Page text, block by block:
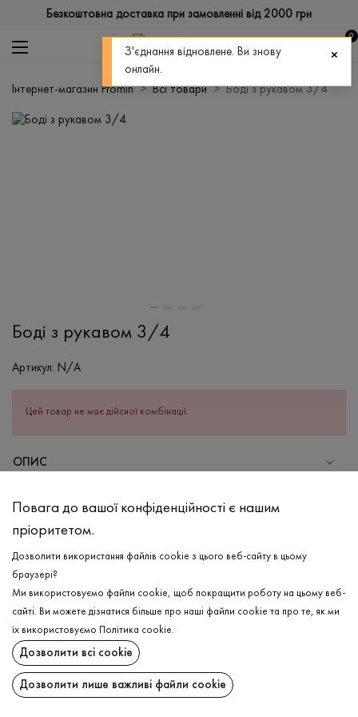
Безкоштовна доставка при замовленні від 2000 грн
0
Інтернет-магазин Promin Всі товари Боді з рукавом 3/4
Боді з рукавом 3/4
Артикул: N/A
Цей товар не має дійсної комбінації.
ОПИС
Бавовна - 95%, Еластан - 5%
Прання в холодній воді (до 30 ° C)
Відбілювання заборонено
Прасувати при середній температурі
Щадний віджим і сушка
Щадна хімчистка
ДОСТАВКА
ПОВЕРНЕННЯ
Повага до вашої конфіденційності є нашим
пріоритетом.
Дозволити використання файлів cookie з цього веб-сайту в цьому
браузері?
Ми використовуємо файли cookie, щоб покращити роботу на цьому веб-
сайті. Ви можете дізнатися більше про наші файли cookie та про те, як ми
їх використовуємо
Політика cookie.
Дозволити всі cookie
Дозволити лише важливі файли cookie
З'єднання відновлене. Ви знову
онлайн.